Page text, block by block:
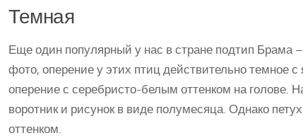
Темная
Еще один популярный у нас в стране подтип Брама
фото, оперение у этих птиц действительно темное
оперение с серебристо-белым оттенком на голове.
воротник и рисунок в виде полумесяца. Однако
оттенком.